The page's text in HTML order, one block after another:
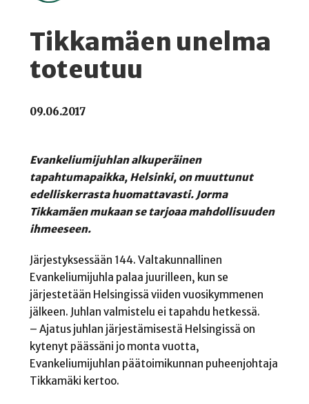
Tikkamäen unelma
toteutuu
09.06.2017
Evankeliumijuhlan alkuperäinen
tapahtumapaikka, Helsinki, on muuttunut
edelliskerrasta huomattavasti. Jorma
Tikkamäen mukaan se tarjoaa mahdollisuuden
ihmeeseen.
Järjestyksessään 144. Valtakunnallinen
Evankeliumijuhla palaa juurilleen, kun se
järjestetään Helsingissä viiden vuosikymmenen
jälkeen. Juhlan valmistelu ei tapahdu hetkessä.
– Ajatus juhlan järjestämisestä Helsingissä on
kytenyt päässäni jo monta vuotta,
Evankeliumijuhlan päätoimikunnan puheenjohtaja
Tikkamäki kertoo.